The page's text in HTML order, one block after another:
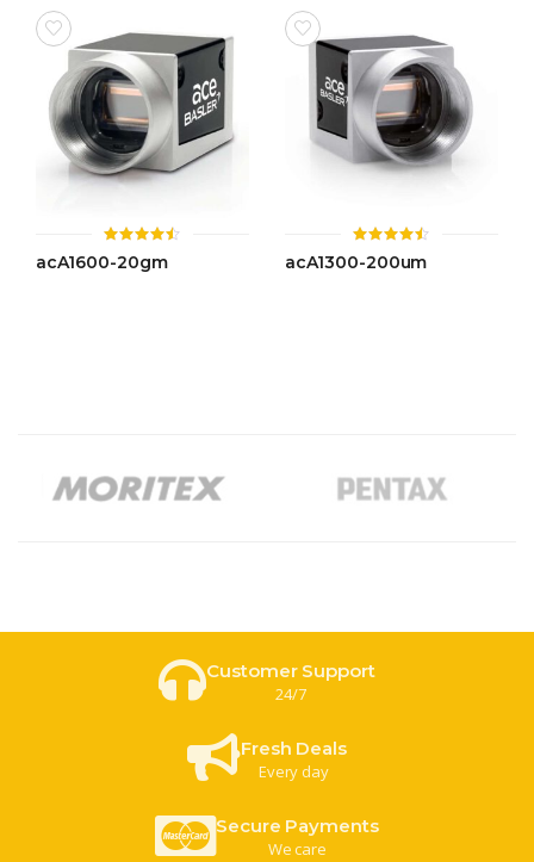
ให้
คะแนน
acA1600-20gm
ให้
คะแนน
acA1300-200um
Customer Support
24/7
Fresh Deals
Every day
Secure Payments
We care